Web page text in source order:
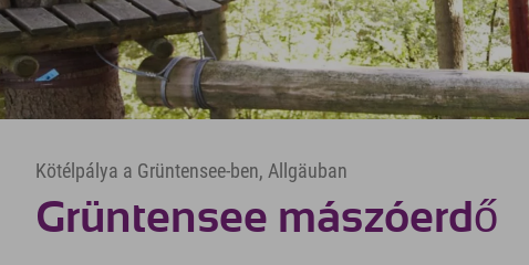
Kötélpálya a Grüntensee-ben, Allgäuban
Grüntensee mászóerdő